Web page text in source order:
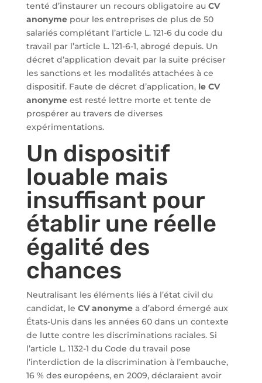
tenté d’instaurer un recours obligatoire au CV
anonymepour les entreprises de plus de 50
salariés complétant l’article L. 121-6 du code du
travail par l’article L. 121-6-1, abrogé depuis. Un
décret d’application devait par la suite préciser
les sanctions et les modalités attachées à ce
dispositif. Faute de décret d’application, le CV
anonymeest resté lettre morte et tente de
prospérer au travers de diverses
expérimentations.
Un dispositif
louable mais
insuffisant pour
établir une réelle
égalité des
chances
Neutralisant les éléments liés à l’état civil du
candidat, le CV anonymea d’abord émergé aux
États-Unis dans les années 60 dans un contexte
de lutte contre les discriminations raciales. Si
l’article L. 1132-1 du Code du travail pose
l’interdiction de la discrimination à l’embauche,
16 % des européens, en 2009, déclaraient avoir